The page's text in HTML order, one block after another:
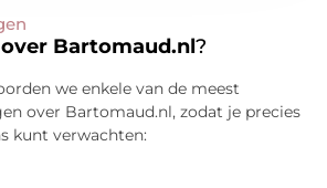
over Bartomaud.nl?
we enkele van de meest
over Bartomaud.nl, zodat je precies
kunt verwachten: